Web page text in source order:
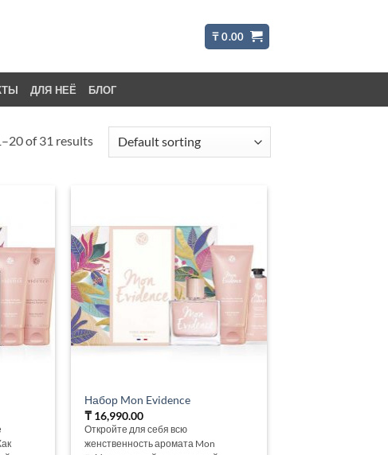
₸0.00
ДЛЯ НЕЁ БЛОГ
of 31 results
Набор Mon Evidence
₸16,990.00
Откройте для себя всю
женственность аромата Mon